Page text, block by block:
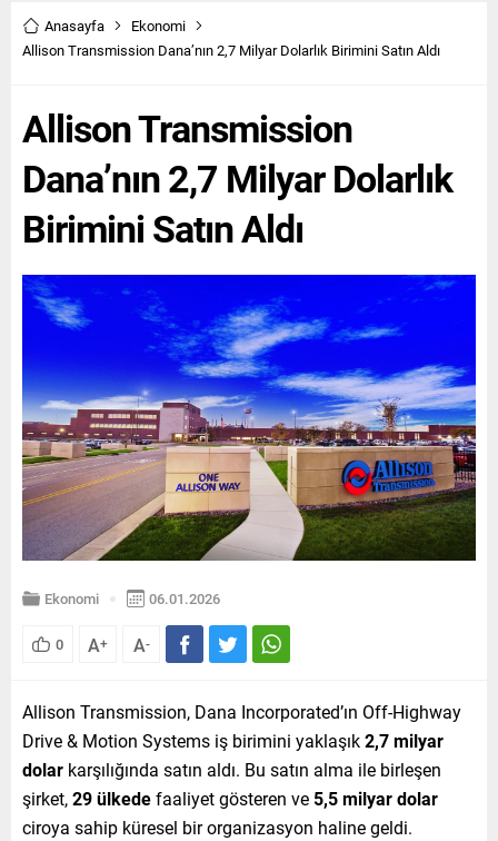
Yeni IONIQ 6, sırasıyla
birleşik 521 km (63 kWh) ve
noktada buluşturuyor.
Sınır Tanımaz”...
Anasayfa
Ekonomi
Allison Transmission Dana’nın 2,7 Milyar Dolarlık Birimini Satın Aldı
Allison Transmission
Dana’nın 2,7 Milyar Dolarlık
Birimini Satın Aldı
Ekonomi 06.01.2026
0 A+ A-
Allison Transmission, Dana Incorporated’ın Off-Highway
Drive & Motion Systems iş birimini yaklaşık2,7 milyar
dolar karşılığında satın aldı. Bu satın alma ile birleşen
şirket,29 ülkedefaaliyet gösteren ve 5,5 milyar dolar
ciroya sahip küresel bir organizasyon haline geldi.